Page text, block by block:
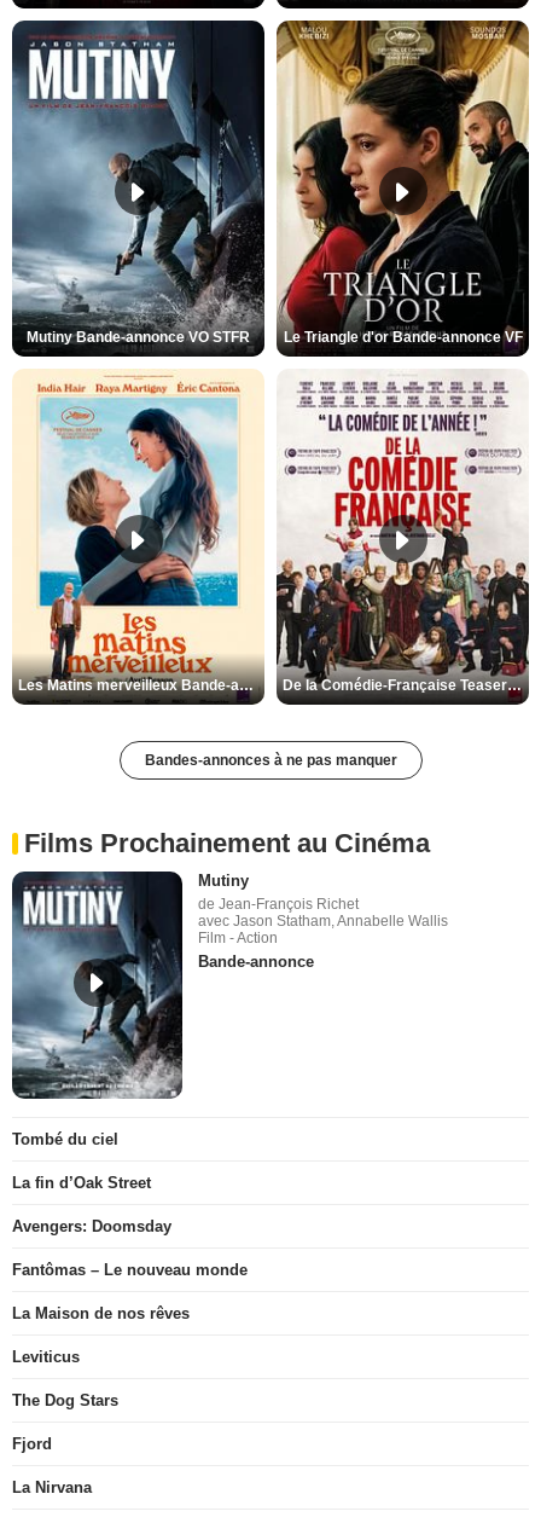
Mutiny Bande-annonce VO STFR Le Triangle d'or Bande-annonce VF
Les Matins merveilleux Bande-annonce VF De la Comédie-Française Teaser VF
Bandes-annonces à ne pas manquer
Films Prochainement au Cinéma
Mutiny
de Jean-François Richet
avec Jason Statham, Annabelle Wallis
Film - Action
Bande-annonce
Tombé du ciel
La fin d’Oak Street
Avengers: Doomsday
Fantômas – Le nouveau monde
La Maison de nos rêves
Leviticus
The Dog Stars
Fjord
La Nirvana